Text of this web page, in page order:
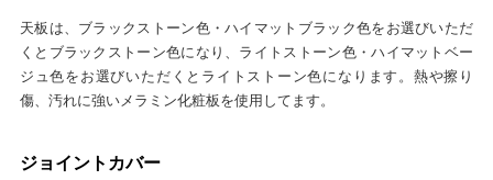
天板は、ブラックストーン色・ハイマットブラック色をお選びいただ
くとブラックストーン色になり、ライトストーン色・ハイマットベー
ジュ色をお選びいただくとライトストーン色になります。熱や擦り
傷、汚れに強いメラミン化粧板を使用してます。
ジョイントカバー